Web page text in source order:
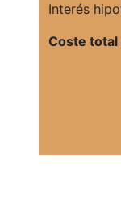
Interés
Coste total